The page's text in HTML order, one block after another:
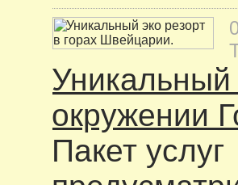
Уникальный
окружении
Пакет услуг